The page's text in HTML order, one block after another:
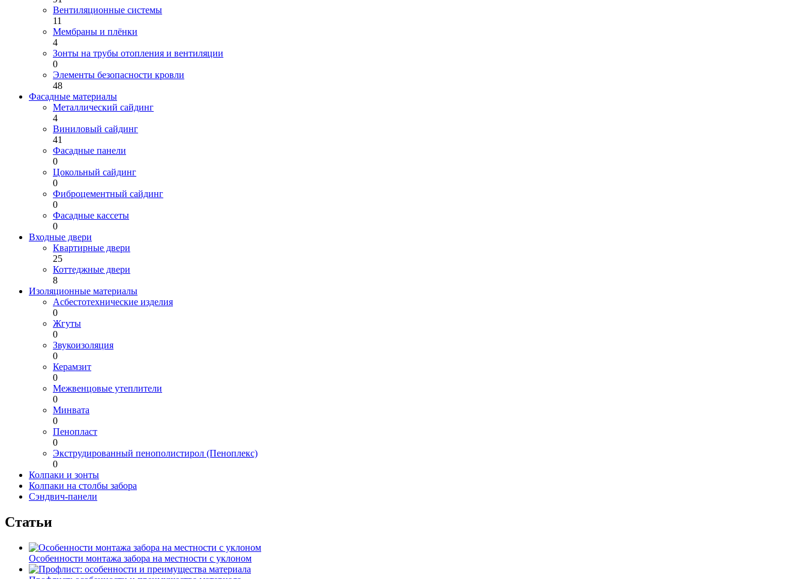
Вентиляционные системы
11
Мембраны и плёнки
4
Зонты на трубы отопления и вентиляции
0
Элементы безопасности кровли
48
Фасадные материалы
Металлический сайдинг
4
Виниловый сайдинг
41
Фасадные панели
0
Цокольный сайдинг
0
Фиброцементный сайдинг
0
Фасадные кассеты
0
Входные двери
Квартирные двери
25
Коттеджные двери
8
Изоляционные материалы
Асбестотехнические изделия
0
Жгуты
0
Звукоизоляция
0
Керамзит
0
Межвенцовые утеплители
0
Минвата
0
Пенопласт
0
Экструдированный пенополистирол (Пеноплекс)
0
Колпаки и зонты
Колпаки на столбы забора
Сэндвич-панели
Статьи
Особенности монтажа забора на местности с уклоном